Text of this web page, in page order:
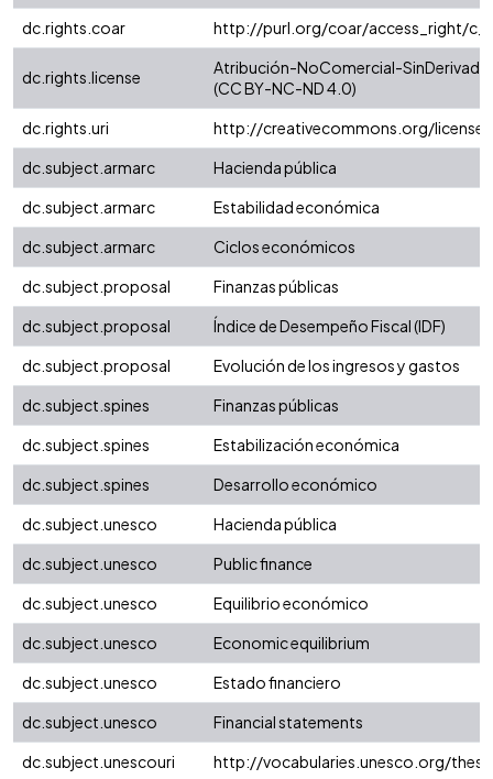
dc.rights.coar
http://purl.org/coar/access_right/
dc.rights.license
Atribución-NoComercial-
(CC BY-NC-ND 4.0)
dc.rights.uri
http://creativecommons.org/
dc.subject.armarc
Hacienda pública
dc.subject.armarc
Estabilidad económica
dc.subject.armarc
Ciclos económicos
dc.subject.proposal
Finanzas públicas
dc.subject.proposal
Índice de Desempeño Fiscal (IDF)
dc.subject.proposal
Evolución de los ingresos y gastos
dc.subject.spines
Finanzas públicas
dc.subject.spines
Estabilización económica
dc.subject.spines
Desarrollo económico
dc.subject.unesco
Hacienda pública
dc.subject.unesco
Public finance
dc.subject.unesco
Equilibrio económico
dc.subject.unesco
Economic equilibrium
dc.subject.unesco
Estado financiero
dc.subject.unesco
Financial statements
dc.subject.unescouri
http://vocabularies.unesco.org/